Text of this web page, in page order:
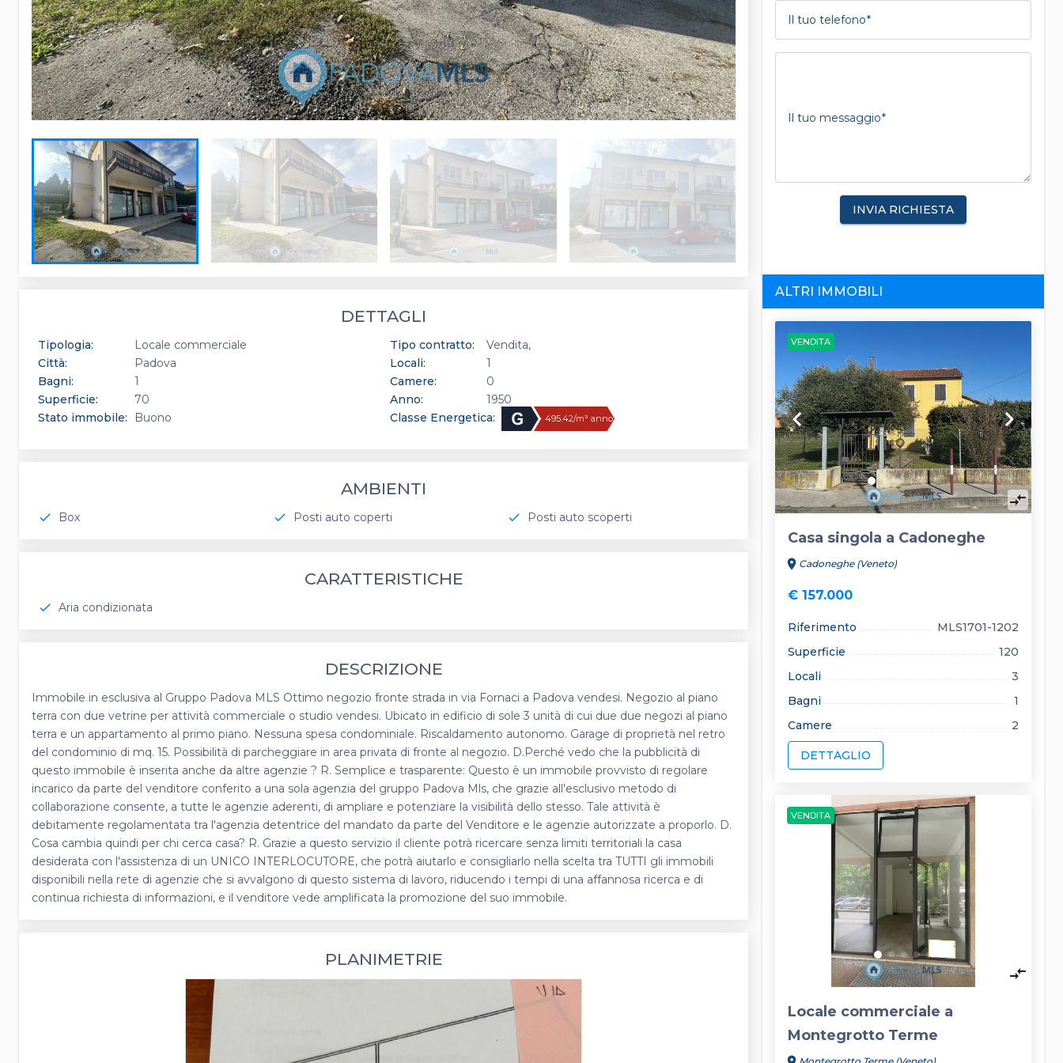
DETTAGLI
Tipologia: Locale commerciale Tipo contratto:
Vendita
Città:
Padova Locali:
1
Bagni:
1 Camere:
0
Superficie:
70 Anno:
1950
Stato immobile:
Buono Classe Energetica: 495.42/m³ anno
AMBIENTI
check Box check Posti auto coperti check Posti auto scoperti
CARATTERISTICHE
check Aria condizionata
DESCRIZIONE
Immobile in esclusiva al Gruppo Padova MLS Ottimo negozio fronte strada in via Fornaci a Padova vendesi. Negozio al piano
terra con due vetrine per attività commerciale o studio vendesi. Ubicato in edificio di sole 3 unità di cui due due negozi al piano
terra e un appartamento al primo piano. Nessuna spesa condominiale. Riscaldamento autonomo. Garage di proprietà nel retro
del condominio di mq. 15. Possibilità di parcheggiare in area privata di fronte al negozio. D.Perché vedo che la pubblicità di
questo immobile è inserita anche da altre agenzie ? R. Semplice e trasparente: Questo è un immobile provvisto di regolare
incarico da parte del venditore conferito a una sola agenzia del gruppo Padova Mls, che grazie all'esclusivo metodo di
collaborazione consente, a tutte le agenzie aderenti, di ampliare e potenziare la visibilità dello stesso. Tale attività è
debitamente regolamentata tra l'agenzia detentrice del mandato da parte del Venditore e le agenzie autorizzate a proporlo. D.
Cosa cambia quindi per chi cerca casa? R. Grazie a questo servizio il cliente potrà ricercare senza limiti territoriali la casa
desiderata con l'assistenza di un UNICO INTERLOCUTORE, che potrà aiutarlo e consigliarlo nella scelta tra TUTTI gli immobili
disponibili nella rete di agenzie che si avvalgono di questo sistema di lavoro, riducendo i tempi di una affannosa ricerca e di
continua richiesta di informazioni, e il venditore vede amplificata la promozione del suo immobile.
PLANIMETRIE
Il tuo telefono
Il tuo messaggio
INVIA RICHIESTA
ALTRI IMMOBILI
VENDITA
keyboard_arrow_left keyboard_arrow_right
compare_arrows
Casa singola a Cadoneghe
location_on Cadoneghe (Veneto)
€ 157.000
Riferimento
MLS1701-1202
Superficie
120
Locali
3
Bagni
1
Camere
2
DETTAGLIO
VENDITA
compare_arrows
Locale commerciale a
Montegrotto Terme